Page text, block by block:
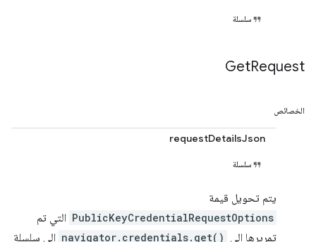
سلسلة
GetRequest
الخصائص
requestDetailsJson
سلسلة
يتم تحويل قيمة
PublicKeyCredentialRequestOptions التي تم
تمريرها إلى navigator.credentials.get() إلى سلسلة